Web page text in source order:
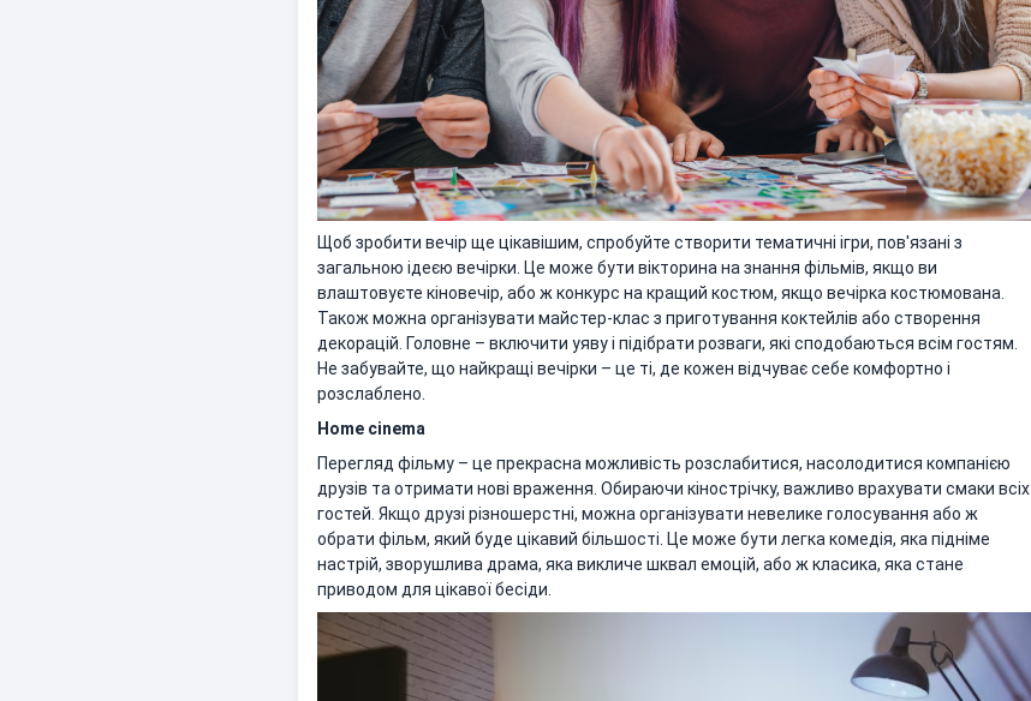
Щоб зробити вечір ще цікавішим, спробуйте створити тематичні ігри, пов'язані з
загальною ідеєю вечірки. Це може бути вікторина на знання фільмів, якщо ви
влаштовуєте кіновечір, або ж конкурс на кращий костюм, якщо вечірка костюмована.
Також можна організувати майстер-клас з приготування коктейлів або створення
декорацій. Головне – включити уяву і підібрати розваги, які сподобаються всім гостям.
Не забувайте, що найкращі вечірки – це ті, де кожен відчуває себе комфортно і
розслаблено.
Home cinema
Перегляд фільму – це прекрасна можливість розслабитися, насолодитися компанією
друзів та отримати нові враження. Обираючи кінострічку, важливо врахувати смаки всіх
гостей. Якщо друзі різношерстні, можна організувати невелике голосування або ж
обрати фільм, який буде цікавий більшості. Це може бути легка комедія, яка підніме
настрій, зворушлива драма, яка викличе шквал емоцій, або ж класика, яка стане
приводом для цікавої бесіди.